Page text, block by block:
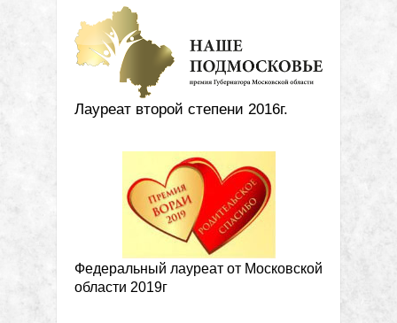
Лауреат второй степени 2016г.
Федеральный лауреат от Московской
области 2019г